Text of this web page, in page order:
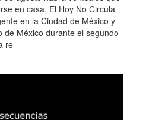
en casa. El Hoy No Circula
en la Ciudad de México y
de México durante el segundo
re